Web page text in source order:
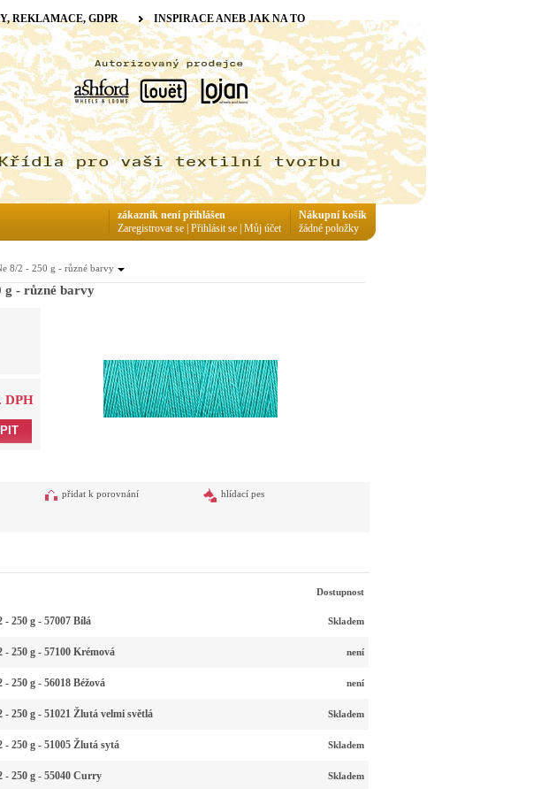
8/2 - 250 g - různé barvy
g - různé barvy
DPH
přidat k porovnání hlídací pes
Dostupnost
250 g - 57007 Bílá Skladem
250 g - 57100 Krémová není
250 g - 56018 Béžová není
250 g - 51021 Žlutá velmi světlá Skladem
250 g - 51005 Žlutá sytá Skladem
250 g - 55040 Curry Skladem
REKLAMACE, GDPR INSPIRACE ANEB JAK NA TO
Nákupní košík
žádné položky
zákazník není přihlášen
Zaregistrovat se Přihlásit se Můj účet